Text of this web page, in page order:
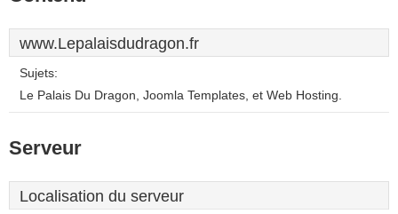
www.Lepalaisdudragon.fr
Sujets:
Le Palais Du Dragon, Joomla Templates, et Web Hosting.
Serveur
Localisation du serveur